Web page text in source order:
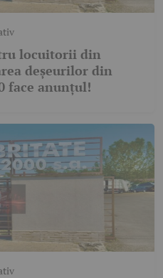
locuitorii din
deșeurilor din
face anunțul!